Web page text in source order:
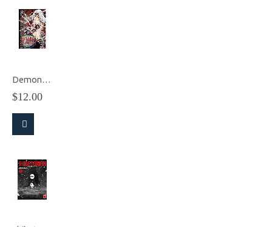
Demon Slayer: Kimetsu No Yaiba vol.22
$12.00